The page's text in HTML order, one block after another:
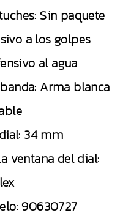
Sin paquete
a los golpes
al agua
Arma blanca
34 mm
ventana del dial:
90630727